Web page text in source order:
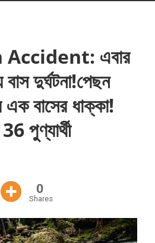
এবার
দুর্ঘটনা!পেছন
বাসের ধাক্কা!
পুণ্যার্থী
0
Shares